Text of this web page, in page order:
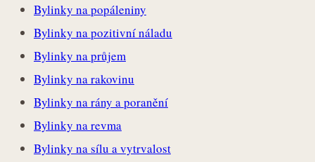
Bylinky na popáleniny
Bylinky na pozitivní náladu
Bylinky na průjem
Bylinky na rakovinu
Bylinky na rány a poranění
Bylinky na revma
Bylinky na sílu a vytrvalost